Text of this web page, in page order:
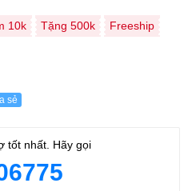
10k Tặng 500k Freeship
sẻ
tốt nhất. Hãy gọi